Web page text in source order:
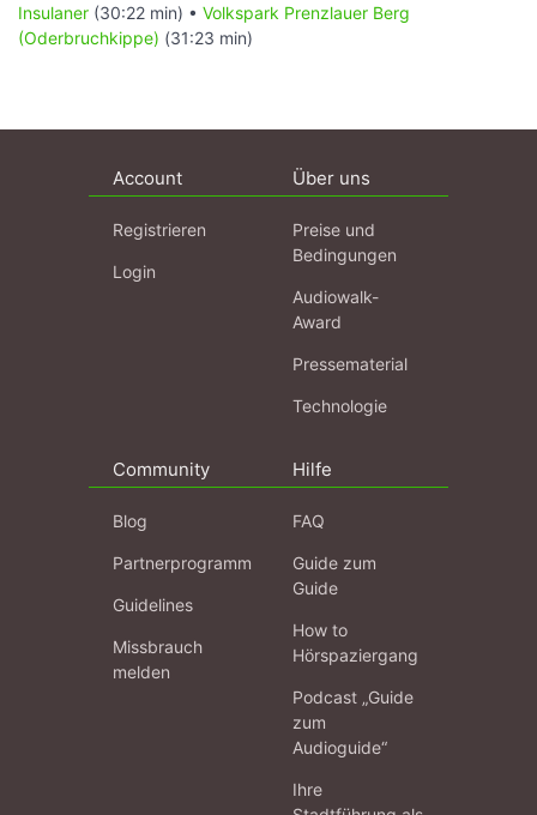
Insulaner (30:22 min) • Volkspark Prenzlauer Berg
(Oderbruchkippe) (31:23 min)
Account
Registrieren
Login
Über uns
Preise und
Bedingungen
Audiowalk-
Award
Pressematerial
Technologie
Community
Blog
Partnerprogramm
Guidelines
Missbrauch
melden
Hilfe
FAQ
Guide zum
Guide
How to
Hörspaziergang
Podcast „Guide
zum
Audioguide“
Ihre